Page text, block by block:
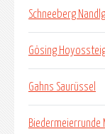
Schneeberg
Gösing
Gahns Saurüssel
Biedermeierrunde